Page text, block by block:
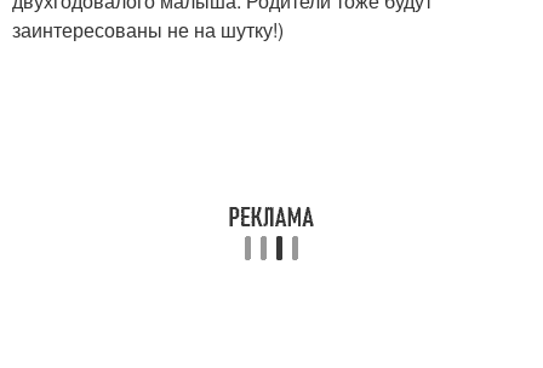
заинтересованы не на шутку!)